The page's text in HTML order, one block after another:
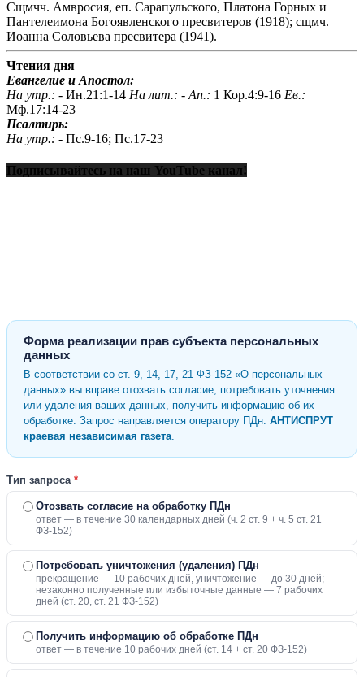
Сщмчч. Амвросия, еп. Сарапульского, Платона Горных и
Пантелеимона Богоявленского пресвитеров (1918); сщмч.
Иоанна Соловьева пресвитера (1941).
Чтения дня
Евангелие и Апостол:
На утр.: - Ин.21:1-14 На лит.: - Ап.: 1 Кор.4:9-16 Ев.:
Мф.17:14-23
Псалтирь:
На утр.: - Пс.9-16; Пс.17-23
Подписывайтесь на наш YouTube канал!
Форма реализации прав субъекта персональных
данных
В соответствии со ст. 9, 14, 17, 21 ФЗ-152 «О персональных
данных» вы вправе отозвать согласие, потребовать уточнения
или удаления ваших данных, получить информацию об их
обработке. Запрос направляется оператору ПДн: АНТИСПРУТ
краевая независимая газета.
Тип запроса *
Отозвать согласие на обработку ПДн
ответ — в течение 30 календарных дней (ч. 2 ст. 9 + ч. 5 ст. 21
ФЗ-152)
Потребовать уничтожения (удаления) ПДн
прекращение — 10 рабочих дней, уничтожение — до 30 дней;
незаконно полученные или избыточные данные — 7 рабочих
дней (ст. 20, ст. 21 ФЗ-152)
Получить информацию об обработке ПДн
ответ — в течение 10 рабочих дней (ст. 14 + ст. 20 ФЗ-152)